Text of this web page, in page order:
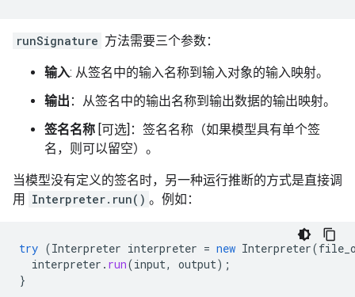
runSignature 方法需要三个参数：
输入: 从签名中的输入名称到输入对象的输入映射。
输出 ：从签名中的输出名称到输出数据的输出映射。
签名名称 [可选]：签名名称（如果模型具有单个签
名，则可以留空）。
当模型没有定义的签名时，另一种运行推断的方式是直接调
用
Interpreter.run() 。例如：
try (Interpreter interpreter = new Interpreter(
interpreter . run(input, output);
}